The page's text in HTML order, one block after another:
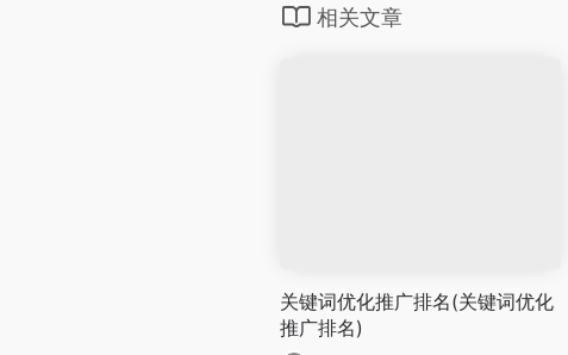
相关文章
关键词优化推广排名(关键词优化
推广排名)